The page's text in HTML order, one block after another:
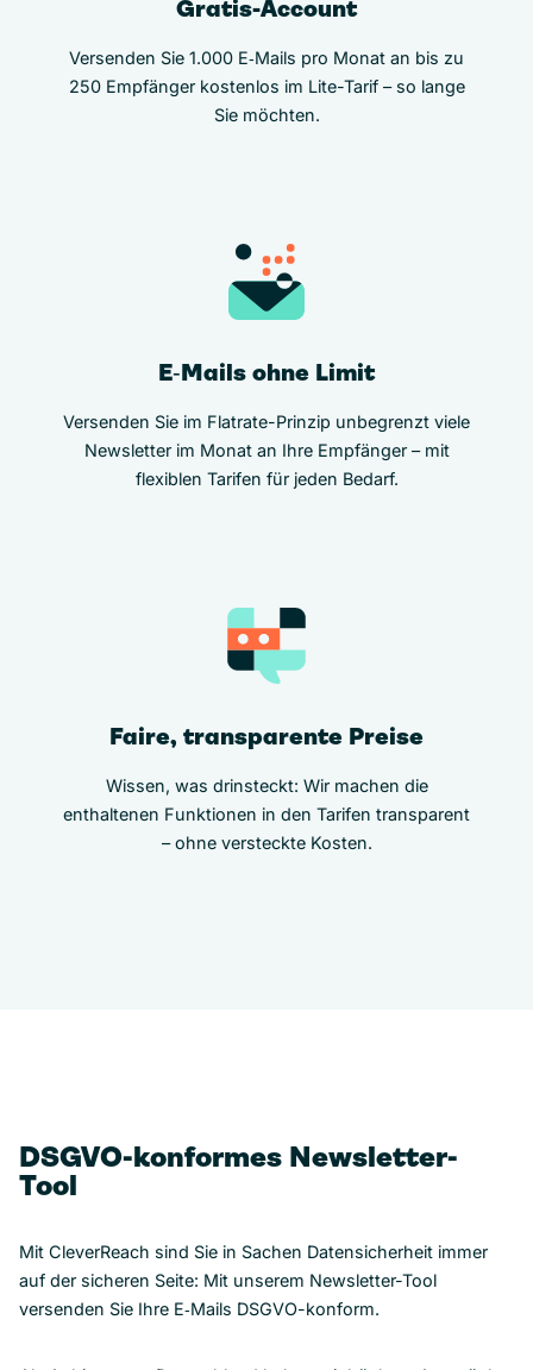
Gratis-Account
Versenden Sie 1.000 E‑Mails pro Monat an bis zu
250 Empfänger kostenlos im Lite-Tarif – so lange
Sie möchten.
E‑Mails ohne Limit
Versenden Sie im Flatrate-Prinzip unbegrenzt viele
Newsletter im Monat an Ihre Empfänger – mit
flexiblen Tarifen für jeden Bedarf.
Faire, transparente Preise
Wissen, was drinsteckt: Wir machen die
enthaltenen Funktionen in den Tarifen transparent
– ohne versteckte Kosten.
DSGVO-konformes Newsletter-
Tool
Mit CleverReach sind Sie in Sachen Datensicherheit immer
auf der sicheren Seite: Mit unserem Newsletter-Tool
versenden Sie Ihre E‑Mails DSGVO-konform.